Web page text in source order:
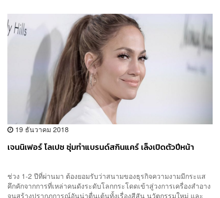
19 ธันวาคม 2018
เจนนิเฟอร์ โลเปซ ซุ่มทำแบรนด์สกินแคร์ เล็งเปิดตัวปีหน้า
ช่วง 1-2 ปีที่ผ่านมา ต้องยอมรับว่าสนามของธุรกิจความงามมีกระแส
คึกคักจากการที่เหล่าคนดังระดับโลกกระโดดเข้าสู่วงการเครื่องสำอาง
จนสร้างปรากฏการณ์อันน่าตื่นเต้นทั้งเรื่องสีสัน นวัตกรรมใหม่ และ